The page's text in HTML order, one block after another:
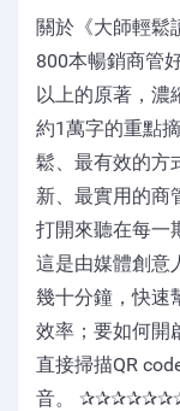
關於《大師輕鬆
800本暢銷商管
以上的原著，濃
約1萬字的重點
鬆、最有效的方
新、最實用的商
打開來聽在每一
這是由媒體創意
幾十分鐘，快速
效率；要如何開
直接掃描QR
音。